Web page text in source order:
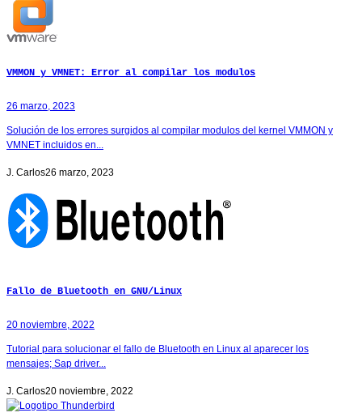
VMMON y VMNET: Error al compilar los modulos
26 marzo, 2023
Solución de los errores surgidos al compilar modulos del kernel VMMON y
VMNET incluidos en...
J. Carlos26 marzo, 2023
Fallo de Bluetooth en GNU/Linux
20 noviembre, 2022
Tutorial para solucionar el fallo de Bluetooth en Linux al aparecer los
mensajes; Sap driver...
J. Carlos20 noviembre, 2022